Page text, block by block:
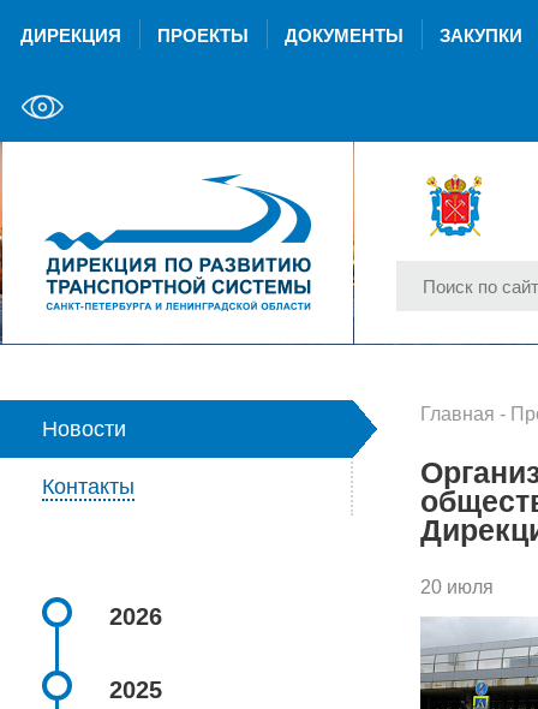
ДИРЕКЦИЯ ПРОЕКТЫ ДОКУМЕНТЫ ЗАКУПКИ
Новости
Контакты
2026
2025
Главная -
20 июля